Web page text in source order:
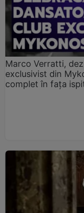
Marco Verratti,
exclusivist din
complet în fața